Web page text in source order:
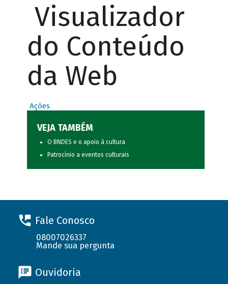
Visualizador
do Conteúdo
da Web
Ações
VEJA TAMBÉM
O BNDES e o apoio à cultura
Patrocínio a eventos culturais
Fale Conosco
08007026337
Mande sua pergunta
Ouvidoria